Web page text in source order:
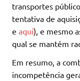
transportes
tentativa de
e aqui), e mesmo
qual se mantém
Em resumo, a
incompetência